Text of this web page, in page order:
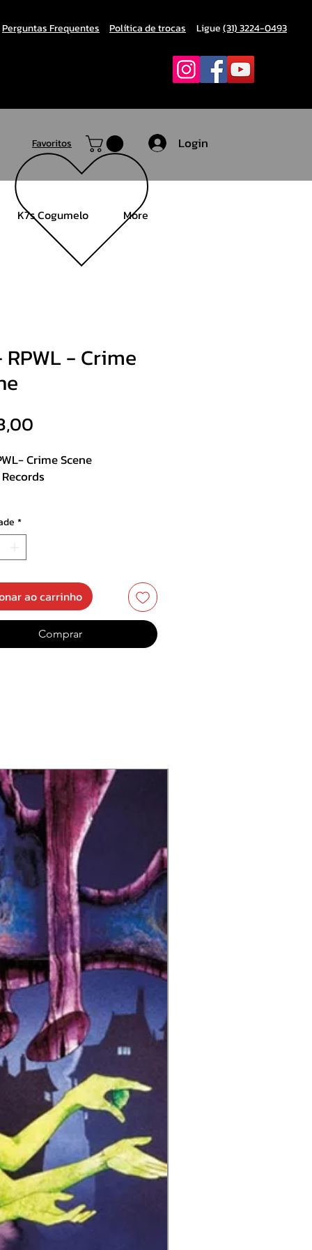
Perguntas Frequentes Política de trocas Ligue(31) 3224-0493
Favoritos Login
K7s Cogumelo More
RPWL - Crime
Crime Scene
:
Spring Day In ’22
A Cage
the World
*
ao carrinho
Comprar